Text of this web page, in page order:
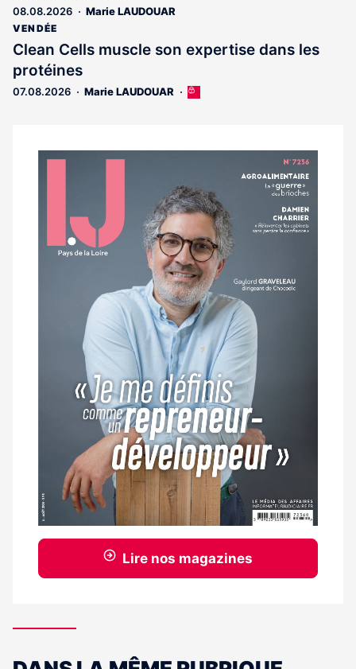
abonnés
08.08.2026 Marie LAUDOUAR
VENDÉE
Clean Cells muscle son expertise dans les
protéines
07.08.2026 Marie LAUDOUAR
Cet
aux
Notre
magazine
Lire nos magazines